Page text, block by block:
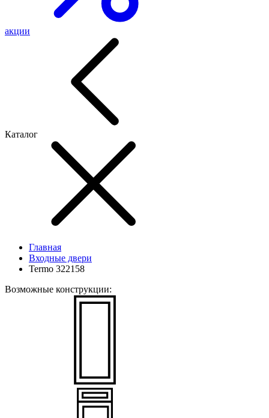
акции
Каталог
Главная
Входные двери
Termo 322158
Возможные конструкции: